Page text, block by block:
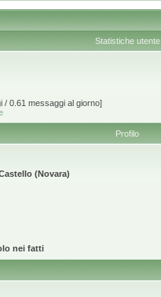
Statistiche utente
/ 0.61 messaggi al giorno]
Profilo
(Novara)
nei fatti